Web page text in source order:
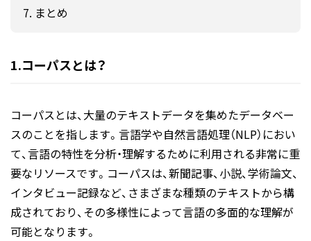
まとめ
1.コーパスとは？
コーパスとは、大量のテキストデータを集めたデータベー
スのことを指します。言語学や自然言語処理（NLP）におい
て、言語の特性を分析・理解するために利用される非常に重
要なリソースです。コーパスは、新聞記事、小説、学術論文、
インタビュー記録など、さまざまな種類のテキストから構
成されており、その多様性によって言語の多面的な理解が
可能となります。